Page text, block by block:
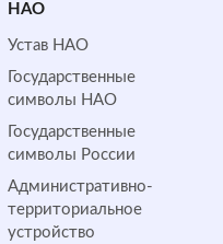
НАО
Устав НАО
Государственные
символы НАО
Государственные
символы России
Административно-
территориальное
устройство